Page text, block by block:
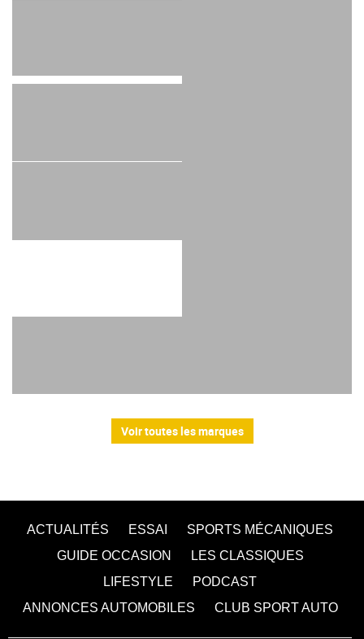
Voir toutes les marques
ACTUALITÉS ESSAI
SPORTS MÉCANIQUES
GUIDE OCCASION
LES CLASSIQUES
LIFESTYLE
PODCAST
ANNONCES AUTOMOBILES
CLUB SPORT AUTO